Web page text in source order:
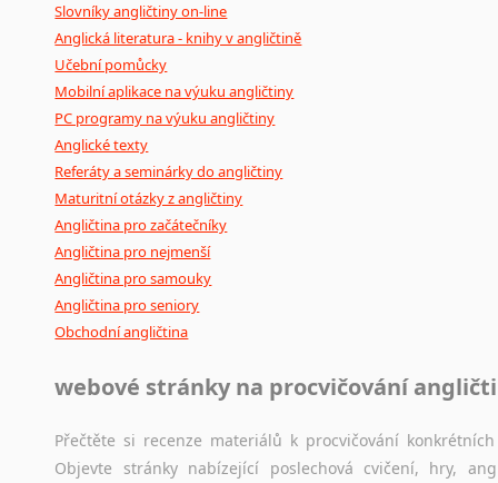
Slovníky angličtiny on-line
Anglická literatura - knihy v angličtině
Učební pomůcky
Mobilní aplikace na výuku angličtiny
PC programy na výuku angličtiny
Anglické texty
Referáty a seminárky do angličtiny
Maturitní otázky z angličtiny
Angličtina pro začátečníky
Angličtina pro nejmenší
Angličtina pro samouky
Angličtina pro seniory
Obchodní angličtina
webové stránky na procvičování
Přečtěte si recenze materiálů k procvičování
Objevte stránky nabízející poslechová cvičení, hry,